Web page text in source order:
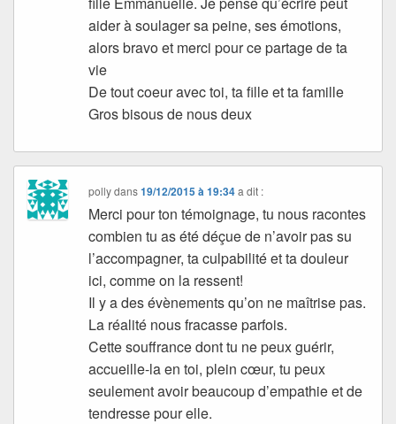
aider à soulager sa peine, ses émotions,
alors bravo et merci pour ce partage de ta
vie
De tout coeur avec toi, ta fille et ta famille
Gros bisous de nous deux
pollydans19/12/2015 à 19:34 a dit :
Merci pour ton témoignage, tu nous racontes
combien tu as été déçue de n’avoir pas su
l’accompagner, ta culpabilité et ta douleur
ici, comme on la ressent!
Il y a des évènements qu’on ne maîtrise pas.
La réalité nous fracasse parfois.
Cette souffrance dont tu ne peux guérir,
accueille-la en toi, plein cœur, tu peux
seulement avoir beaucoup d’empathie et de
tendresse pour elle.